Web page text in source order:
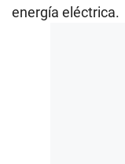
energía eléctrica.